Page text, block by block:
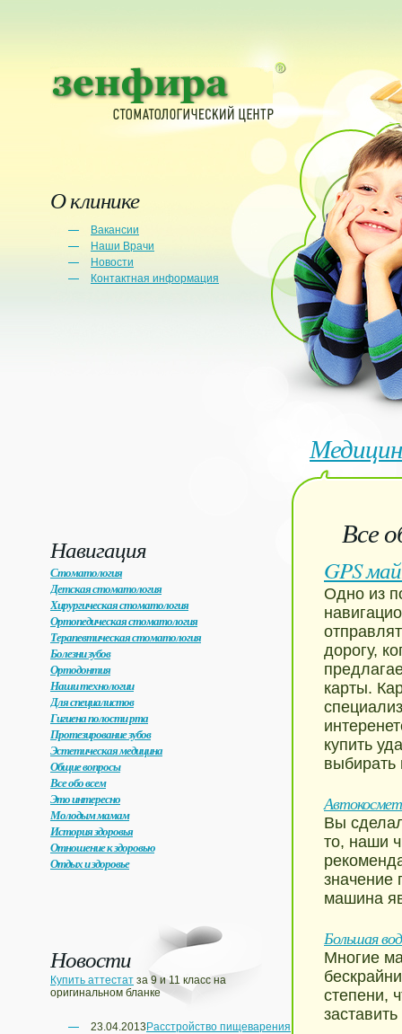
О клинике
Вакансии
Наши Врачи
Новости
Контактная информация
Навигация
Стоматология
Детская стоматология
Хирургическая стоматология
Ортопедическая стоматология
Терапевтическая стоматология
Болезни зубов
Ортодонтия
Наши технологии
Для специалистов
Гигиена полости рта
Протезирование зубов
Эстетическая медицина
Общие вопросы
Все обо всем
Это интересно
Молодым мамам
История здоровья
Отношение к здоровью
Отдых и здоровье
Новости
Купить аттестат за 9 и 11 класс на
оригинальном бланке
23.04.2013 Расстройство пищеварения
Все
GPS
Одно из
дорогу,
карты.
купить
выбирать
Вы
то, наши
значение
машина
Большая
Многие
степени,